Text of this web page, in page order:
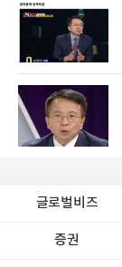
글로벌비즈
증권